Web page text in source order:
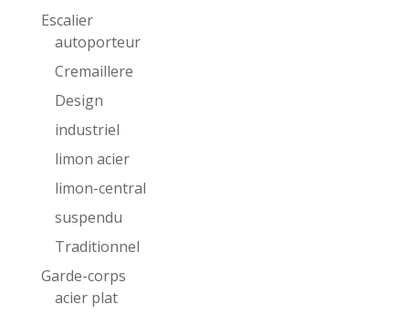
Escalier
autoporteur
Cremaillere
Design
industriel
limon acier
limon-central
suspendu
Traditionnel
Garde-corps
acier plat